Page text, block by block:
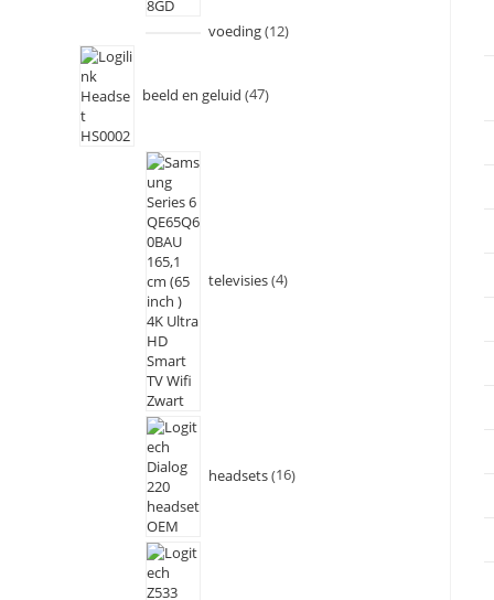
voeding 12
beeld en geluid 47
televisies 4
headsets 16